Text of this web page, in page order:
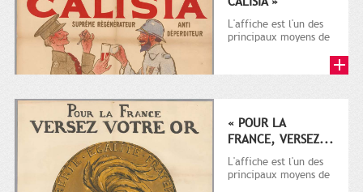
L'affiche est l'un des
principaux moyens de
« POUR LA
FRANCE, VERSEZ...
L'affiche est l'un des
principaux moyens de